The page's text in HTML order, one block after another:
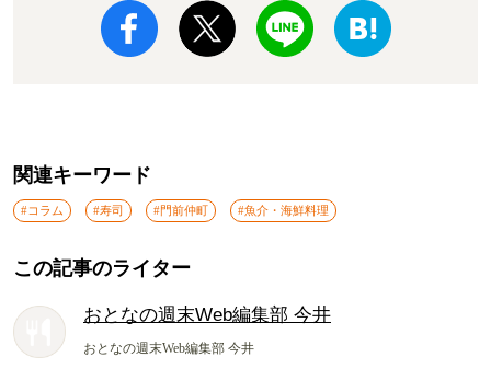
関連キーワード
#コラム #寿司 #門前仲町 #魚介・海鮮料理
この記事のライター
おとなの週末Web編集部 今井
おとなの週末Web編集部 今井